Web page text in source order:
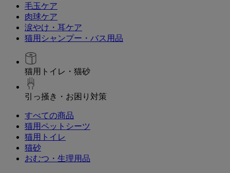
毛玉ケア
肉球ケア
涙やけ・耳ケア
猫用シャンプー・バス用品
猫用トイレ・猫砂
引っ掻き・お困り対策
すべての商品
猫用ペットシーツ
猫用トイレ
猫砂
おむつ・生理用品